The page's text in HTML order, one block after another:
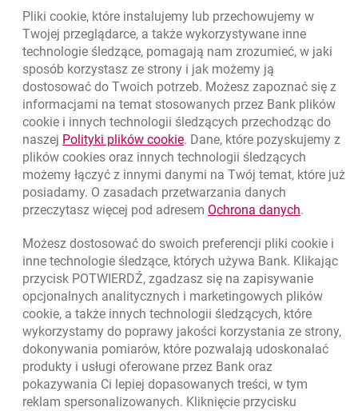
otwiera się w nowej karcie
otwiera się w nowej karcie
otwiera się w nowej karcie
Powrót do listy
Nawigacja dolna
Zadzwoń do nas
801 331 331
(+48) 22 598 40 40
Migam
Znajdź placówkę lub bankomat otwiera się w nowej karcie
Oceń nas otwiera się w nowej karcie
Złóż wniosek przez internet
Skontaktuj się ze Specjalistą
O banku
Pliki cookie, które instalujemy lub przechowujemy w
Twojej przeglądarce, a także wykorzystywane inne
technologie śledzące, pomagają nam zrozumieć, w jaki
sposób korzystasz ze strony i jak możemy ją
dostosować do Twoich potrzeb. Możesz zapoznać się z
informacjami na temat stosowanych przez Bank plików
cookie i innych technologii śledzących przechodząc do
naszej Polityki plików cookielink otwiera się w nowym oknie
. Dane, które pozyskujemy z
plików cookies oraz innych technologii śledzących
możemy łączyć z innymi danymi na Twój temat, które już
posiadamy. O zasadach przetwarzania danych
przeczytasz więcej pod adresem Ochrona danychlink
.
Możesz dostosować do swoich preferencji pliki cookie i
inne technologie śledzące, których używa Bank. Klikając
przycisk POTWIERDŹ, zgadzasz się na zapisywanie
opcjonalnych analitycznych i marketingowych plików
cookie, a także innych technologii śledzących, które
wykorzystamy do poprawy jakości korzystania ze strony,
dokonywania pomiarów, które pozwalają udoskonalać
produkty i usługi oferowane przez Bank oraz
pokazywania Ci lepiej dopasowanych treści, w tym
reklam spersonalizowanych. Kliknięcie przycisku